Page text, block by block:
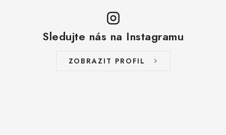
Sledujte nás na Instagramu
ZOBRAZIT PROFIL